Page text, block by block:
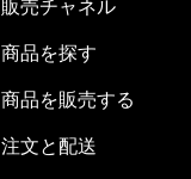
販売チャネル
商品を探す
商品を販売する
注文と配送